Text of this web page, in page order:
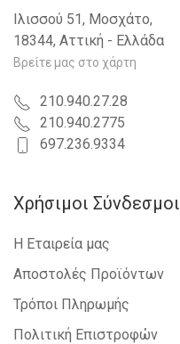
Ιλισσού 51, Μοσχάτο,
18344, Αττική - Ελλάδα
Βρείτε μας στο χάρτη
210.940.27.28
210.940.2775
697.236.9334
Χρήσιμοι Σύνδεσμοι
Η Εταιρεία μας
Αποστολές Προϊόντων
Τρόποι Πληρωμής
Πολιτική Επιστροφών